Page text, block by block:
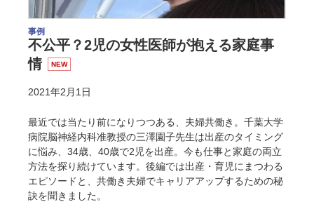
事例
不公平？2児の女性医師が抱える家庭事
情
NEW
2021年2月1日
最近では当たり前になりつつある、夫婦共働き。千葉大学
病院脳神経内科准教授の三澤園子先生は出産のタイミング
に悩み、34歳、40歳で2児を出産。今も仕事と家庭の両立
方法を探り続けています。後編では出産・育児にまつわる
エピソードと、共働き夫婦でキャリアアップするための秘
訣を聞きました。